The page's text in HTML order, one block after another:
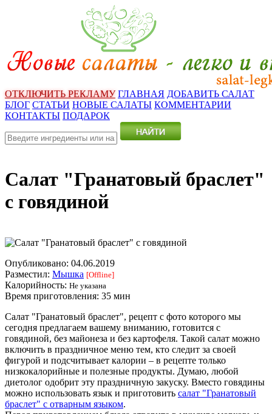
ОТКЛЮЧИТЬ РЕКЛАМУ ГЛАВНАЯ ДОБАВИТЬ САЛАТ
БЛОГ СТАТЬИ НОВЫЕ САЛАТЫ КОММЕНТАРИИ
КОНТАКТЫ ПОДАРОК
Салат "Гранатовый браслет"
с говядиной
Опубликовано: 04.06.2019
Разместил: Мышка [Offline]
Калорийность: Не указана
Время приготовления: 35 мин
Салат "Гранатовый браслет", рецепт с фото которого мы
сегодня предлагаем вашему вниманию, готовится с
говядиной, без майонеза и без картофеля. Такой салат можно
включить в праздничное меню тем, кто следит за своей
фигурой и подсчитывает калории – в рецепте только
низкокалорийные и полезные продукты. Думаю, любой
диетолог одобрит эту праздничную закуску. Вместо говядины
можно использовать язык и приготовить салат "Гранатовый
браслет" с отварным языком.